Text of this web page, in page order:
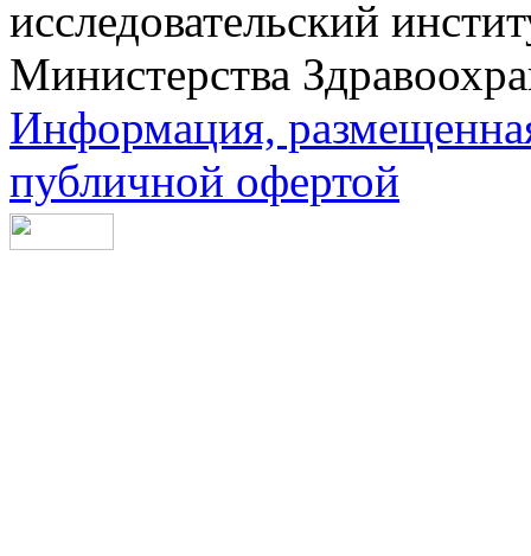
исследовательский
Министерства
Информация,
публичной офертой